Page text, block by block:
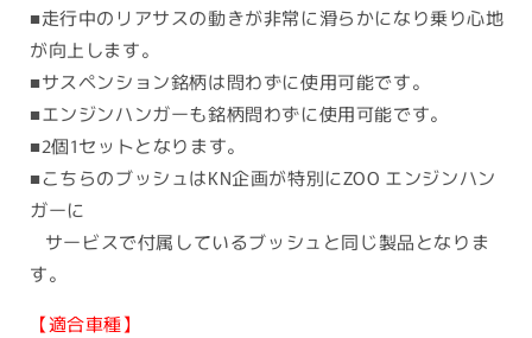
■走行中のリアサスの動きが非常に滑らかになり乗り心地
が向上します。
■サスペンション銘柄は問わずに使用可能です。
■エンジンハンガーも銘柄問わずに使用可能です。
■2個1セットとなります。
■こちらのブッシュはKN企画が特別にZOO エンジンハン
ガーに
サービスで付属しているブッシュと同じ製品となりま
す。
【適合車種】